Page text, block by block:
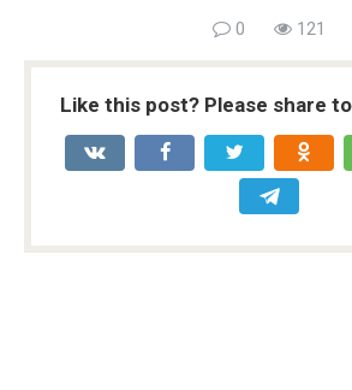
0 121
Like this post? Please share